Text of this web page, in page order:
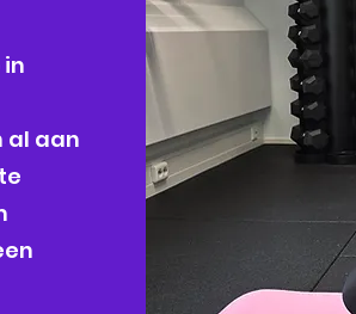
al aan